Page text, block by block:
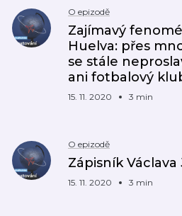
O epizodě
Zajímavý
Huelva: přes
se stále
ani fotbalový
15. 11. 2020 3 min
O epizodě
Zápisník Václava
15. 11. 2020 3 min